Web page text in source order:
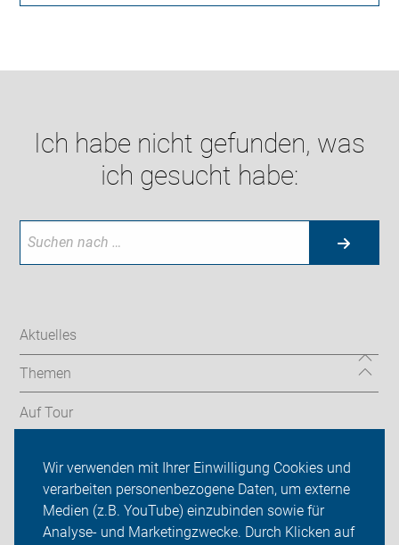
Wir verwenden mit Ihrer Einwilligung Cookies und
verarbeiten personenbezogene Daten, um externe
Medien (z.B. YouTube) einzubinden sowie für
Analyse- und Marketingzwecke. Durch Klicken auf
Ich habe nicht gefunden, was
ich gesucht habe:
Aktuelles
Themen
Auf Tour
ADFC Minden-Lübbecke
Sei dabei